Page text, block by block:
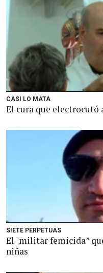
CASI LO MATA
El cura que electrocutó
SIETE PERPETUAS
El "militar femicida”
niñas